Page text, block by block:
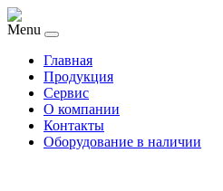
Menu
Главная
Продукция
Сервис
О компании
Контакты
Оборудование в наличии